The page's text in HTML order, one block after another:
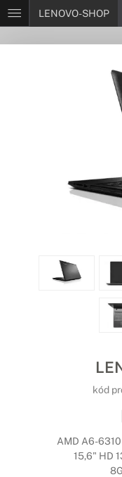
LENOVO-SHOP
kód
AMD A6-
15,6" HD